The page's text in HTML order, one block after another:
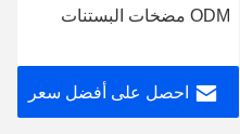
ODM مضخات البستنات
المعدل
احصل على أفضل سعر